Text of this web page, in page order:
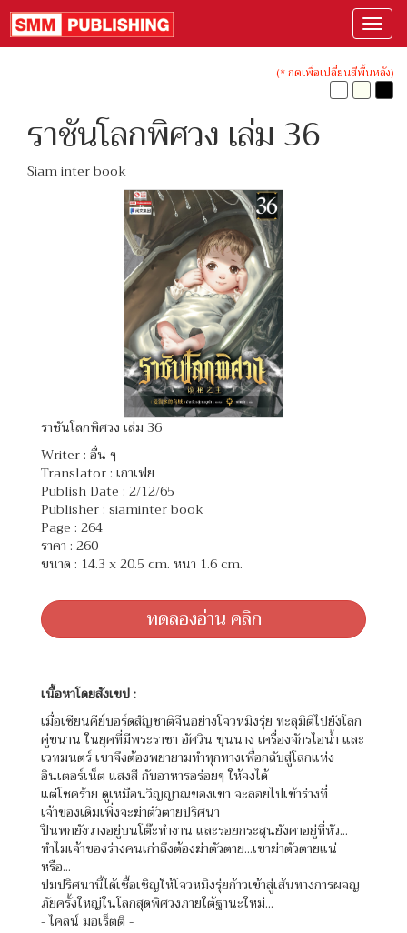
(* กดเพื่อเปลี่ยนสีพื้นหลัง)
ราชันโลกพิศวง เล่ม 36
Siam inter book
ราชันโลกพิศวง เล่ม 36
Writer : อื่น ๆ
Translator : เกาเฟย
Publish Date : 2/12/65
Publisher : siaminter book
Page : 264
ราคา : 260
ขนาด : 14.3 x 20.5 cm. หนา 1.6 cm.
ทดลองอ่าน คลิก
เนื้อหาโดยสังเขป :
เมื่อเซียนคีย์บอร์ดสัญชาติจีนอย่างโจวหมิงรุ่ย ทะลุมิติไปยังโลก
คู่ขนาน ในยุคที่มีพระราชา อัศวิน ขุนนาง เครื่องจักรไอน้ำ และ
เวทมนตร์ เขาจึงต้องพยายามทำทุกทางเพื่อกลับสู่โลกแห่ง
อินเตอร์เน็ต แสงสี กับอาหารอร่อยๆ ให้จงได้
แต่โชคร้าย ดูเหมือนวิญญาณของเขา จะลอยไปเข้าร่างที่
เจ้าของเดิมเพิ่งจะฆ่าตัวตายปริศนา
ปืนพกยังวางอยู่บนโต๊ะทำงาน และรอยกระสุนยังคาอยู่ที่หัว...
ทำไมเจ้าของร่างคนเก่าถึงต้องฆ่าตัวตาย...เขาฆ่าตัวตายแน่
หรือ...
ปมปริศนานี้ได้เชื้อเชิญให้โจวหมิงรุ่ยก้าวเข้าสู่เส้นทางการผจญ
ภัยครั้งใหญ่ในโลกสุดพิศวงภายใต้ฐานะใหม่...
- ไคลน์ มอเร็ตติ -